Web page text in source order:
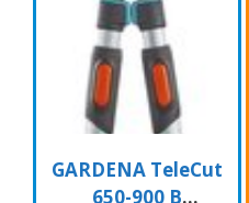
GARDENA TeleCut
650-900 B